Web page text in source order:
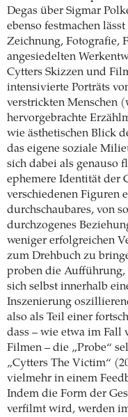
Degas über Sigmar
ebenso festmachen
Zeichnung, Fotografie,
angesiedelten
Cytters Skizzen und
intensivierte Porträts
verstrickten Menschen
hervorgebrachte
wie ästhetischen Blick
das eigene soziale
sich dabei als genauso
ephemere Identität der
verschiedenen Figuren
durchschaubares, von
durchzogenes
weniger erfolgreichen
zum Drehbuch zu
proben die
sich selbst innerhalb
Inszenierung
also als Teil einer
dass – wie etwa im Fall
Filmen – die „Probe“
„Cytters The Victim“
vielmehr in einem
Indem die Form der
verfilmt wird, werden